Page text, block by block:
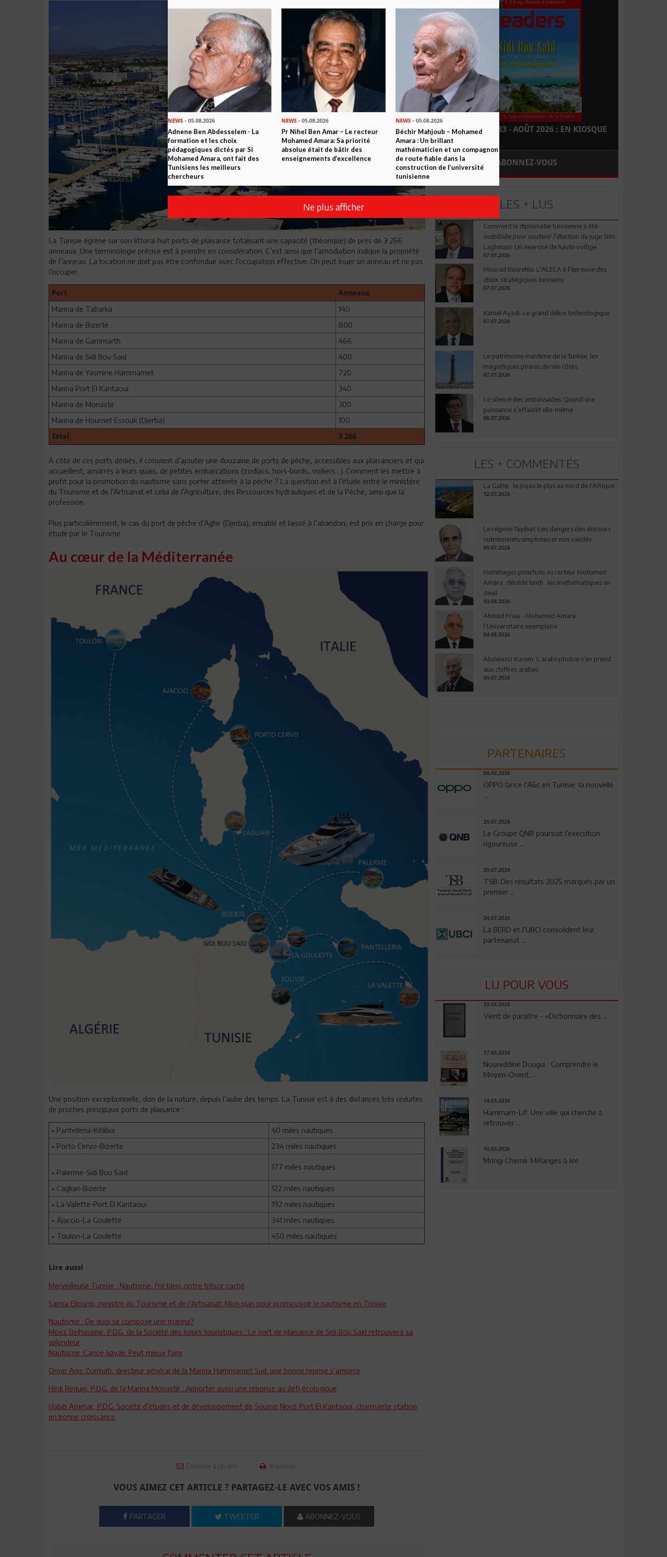
La Tunisie égrène sur son littoral huit ports de plaisance totalisant une capacité (théorique) de près de 3 266
anneaux. Une terminologie précise est à prendre en considération. C’est ainsi que l’amodiation indique la propriété
de l’anneau. La location ne doit pas être confondue avec l’occupation effective. On peut louer un anneau et ne pas
l’occuper.
Port
Anneaux
Marina de Tabarka
140
Marina de Bizerte
800
Marina de Gammarth
466
Marina de Sidi Bou Said
400
Marina de Yasmine Hammamet
720
Marina Port El Kantaoui
340
Marina de Monastir
300
Marina de Houmet Essouk (Djerba)
100
Total
3 266
A côté de ces ports dédiés, il convient d’ajouter une douzaine de ports de pêche, accessibles aux plaisanciers et qui
accueillent, amarrés à leurs quais, de petites embarcations (zodiacs, hors-bords, voiliers…). Comment les mettre à
profit pour la promotion du nautisme sans porter atteinte à la pêche ? La question est à l’étude entre le ministère
du Tourisme et de l’Artisanat et celui de l’Agriculture, des Ressources hydrauliques et de la Pêche, ainsi que la
profession.
Plus particulièrement, le cas du port de pêche d’Aghir (Djerba), ensablé et laissé à l’abandon, est pris en charge pour
étude par le Tourisme.
Au cœur de la Méditerranée
Une position exceptionnelle, don de la nature, depuis l’aube des temps. La Tunisie est à des distances très réduites
de proches principaux ports de plaisance :
• Pantelleria-Kélibia
40 miles nautiques
• Porto Cervo-Bizerte
234 miles nautiques
• Palerme-Sidi Bou Said
177 miles nautiques
• Cagliari-Bizerte
122 miles nautiques
• La Valette-Port El Kantaoui
192 miles nautiques
• Ajaccio-La Goulette
341 miles nautiques
• Toulon-La Goulette
450 miles nautiques
Lire aussi
Merveilleuse Tunisie : Nautisme, l'or bleu, notre trésor caché
Salma Elloumi, ministre du Tourisme et de l’Artisanat: Mon plan pour promouvoir le nautisme en Tunisie
Nautisme : De quoi se compose une marina?
Moez Belhassine, P.D.G. de la Société des loisirs touristiques : Le port de plaisance de Sidi Bou Saïd retrouvera sa
splendeur
Nautisme :Canoë kayak: Peut mieux faire
Omar Anis Zormati, directeur général de la Marina Hammamet Sud: une bonne reprise s’amorce
Hédi Reguig, P.D.G. de la Marina Monastir : Apporter aussi une réponse au défi écologique
Habib Ammar, P.D.G. Société d’études et de développement de Sousse Nord: Port El Kantaoui, charmante station
en bonne croissance
Envoyer à un ami Imprimer
VOUS AIMEZ CET ARTICLE ? PARTAGEZ-LE AVEC VOS AMIS !
PARTAGER TWEETER ABONNEZ-VOUS
LEADERS N° 183 - AOÛT 2026 : EN KIOSQUE
ABONNEZ-VOUS
LES + LUS
Comment la diplomatie tunisienne a été
mobilisée pour soutenir l'élection du juge Slim
Laghmani: Un exercice de haute voltige
07.07.2026
Mourad Bourehla: L'ALECA à l'épreuve des
choix stratégiques tunisiens
07.07.2026
Kamel Ayadi: Le grand délire technologique
07.07.2026
Le patrimoine maritime de la Tunisie: les
magnifiques phares de ses côtes
07.07.2026
Le silence des ambassades: Quand une
puissance s’affaiblit elle-même
08.07.2026
LES + COMMENTÉS
La Galite : le joyau le plus au nord de l'Afrique
12.07.2026
Le régime Tayibat: Les dangers des discours
nutritionnels simplistes et non validés
09.07.2026
Hommages ponctués au recteur Mohamed
Amara, décédé lundi : les mathématiques en
deuil
03.08.2026
Ahmed Friaa - Mohamed Amara:
l’Universitaire exemplaire
04.08.2026
Abdelaziz Kacem: L’arabophobie s’en prend
aux chiffres arabes
09.07.2026
PARTENAIRES
04.08.2026
OPPO lance l'A6c en Tunisie: la nouvelle
...
29.07.2026
Le Groupe QNB poursuit l’exécution
rigoureuse ...
29.07.2026
TSB: Des résultats 2025 marqués par un
premier ...
24.07.2026
La BERD et l’UBCI consolident leur
partenariat ...
LU POUR VOUS
23.04.2026
Vient de paraître - «Dictionnaire des ...
17.03.2026
Noureddine Dougui : Comprendre le
Moyen-Orient, ...
14.03.2026
Hammam-Lif: Une ville qui cherche à
retrouver ...
10.03.2026
Mongi Chemli: Mélanges à lire
NEWS - 05.08.2026
Adnene Ben Abdesselem - La
formation et les choix
pédagogiques dictés par Si
Mohamed Amara, ont fait des
Tunisiens les meilleurs
chercheurs
NEWS - 05.08.2026
Pr Nihel Ben Amar – Le recteur
Mohamed Amara: Sa priorité
absolue était de bâtir des
enseignements d’excellence
NEWS- 05.08.2026
Béchir Mahjoub – Mohamed
Amara : Un brillant
mathématicien et un compagnon
de route fiable dans la
construction de l’université
tunisienne
Ne plus afficher